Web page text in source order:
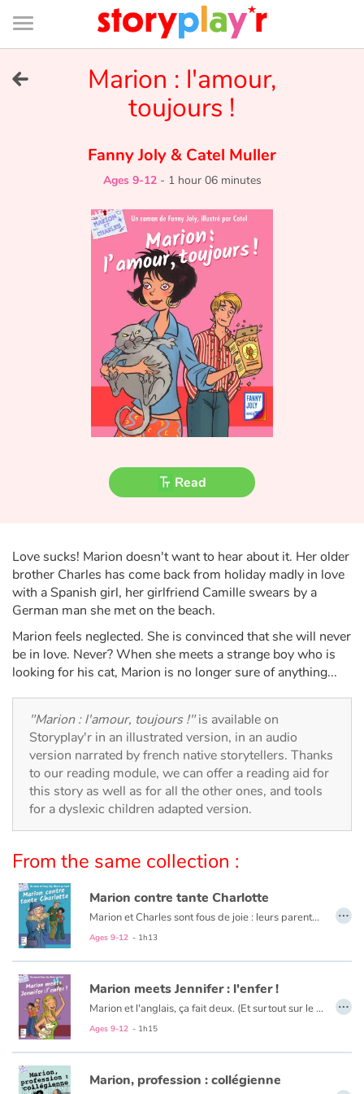
Connexion
Bibliothèque
de
page
Tales and classics in french
Fable, myth, literature and poetry
Princesses and princes, kings, queens and dragons
Heroines and Heroes
The animals
Travel, epic, investigation, adventure
Around the world
Learning
Arts, space, activities
Documentaries
With the family
Daily life and hobbies
At school
Festivals and events
Love and friendship
Social issues
Emotions and feelings
Marion : l'amour,
toujours !
Fanny Joly& Catel Muller
Ages 9-12- 1 hour 06 minutes
Read
Love sucks! Marion doesn't want to hear about it. Her older
brother Charles has come back from holiday madly in love
with a Spanish girl, her girlfriend Camille swears by a
German man she met on the beach.
Marion feels neglected. She is convinced that she will never
be in love. Never? When she meets a strange boy who is
looking for his cat, Marion is no longer sure of anything...
"Marion : l'amour, toujours !"is available on
Storyplay'r in an illustrated version, in an audio
version narrated by french native storytellers. Thanks
to our reading module, we can offer a reading aid for
this story as well as for all the other ones, and tools
for a dyslexic children adapted version.
From the same collection :
Marion contre tante Charlotte
Marion et Charles sont fous de joie : leurs parents partent 4 jours au Canada. Ils prévoient d’organiser une méga-fête. Mais un coup de fil ruine leurs plans : Tante Charlotte débarque ! Au programme : bonnes manières et repas équilibrés… Au secours ! Le frère et la sœur tiendront-ils le choc ?
Ages 9-12 - 1h13
…
Marion meets Jennifer : l'enfer !
Marion et l'anglais, ça fait deux. (Et surtout sur le bulletin, plutôt zéro...). Heureusement, voici les vacances. Marion a un superplan pour oublier ses soucis scolaires : elle est invitée chez Camille, sa meilleure amie, à Saint-Tropez. Mais M. et Mme Girardon ont un tout autre projet pour leur fille : accueillir une correspondante... anglaise ! Goodbye, farniente, plage et bronzing. Hello, Jennifer !
Ages 9-12 - 1h15
…
Marion, profession : collégienne